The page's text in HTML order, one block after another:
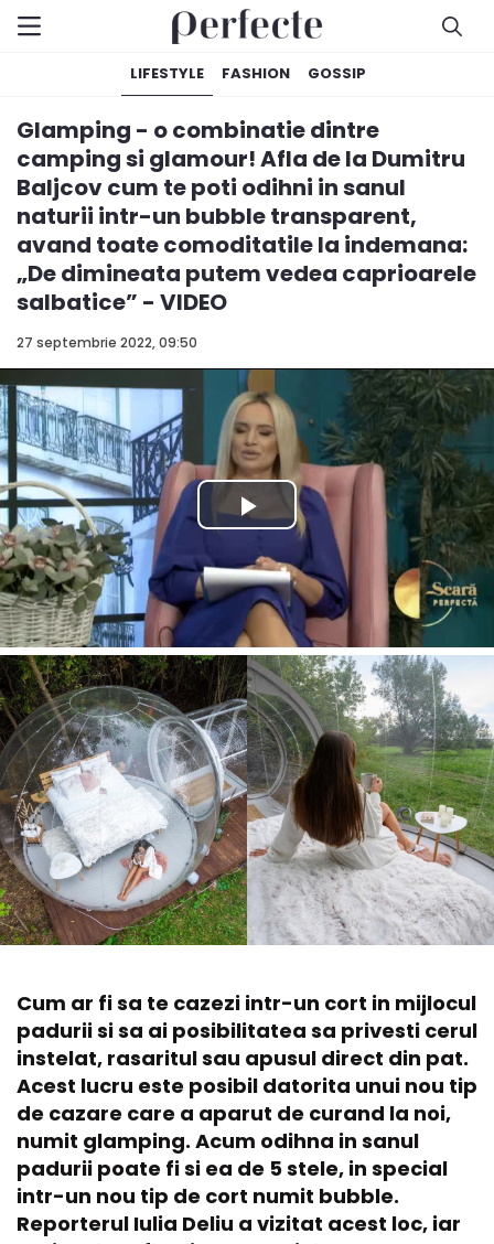
LIFESTYLE FASHION GOSSIP
27 septembrie 2022, 09:50
Glamping - o combinatie dintre
camping si glamour! Afla de la Dumitru
Baljcov cum te poti odihni in sanul
naturii intr-un bubble transparent,
avand toate comoditatile la indemana:
„De dimineata putem vedea caprioarele
salbatice” - VIDEO
Cum ar fi sa te cazezi intr-un cort in mijlocul
padurii si sa ai posibilitatea sa privesti cerul
instelat, rasaritul sau apusul direct din pat.
Acest lucru este posibil datorita unui nou tip
de cazare care a aparut de curand la noi,
numit glamping. Acum odihna in sanul
padurii poate fi si ea de 5 stele, in special
intr-un nou tip de cort numit bubble.
Reporterul Iulia Deliu a vizitat acest loc, iar